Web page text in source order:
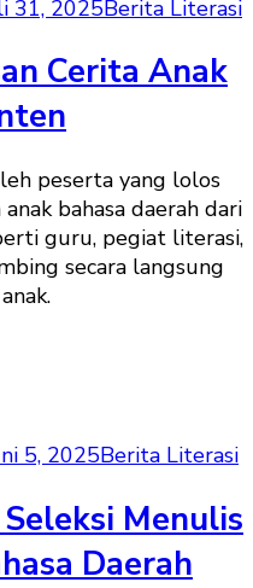
31, 2025Berita Literasi
Cerita Anak
peserta yang lolos
bahasa daerah dari
guru, pegiat literasi,
secara langsung
5, 2025Berita Literasi
Menulis
Daerah